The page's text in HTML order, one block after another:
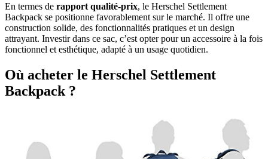
En termes de rapport qualité-prix, le Herschel Settlement
Backpack se positionne favorablement sur le marché. Il offre une
construction solide, des fonctionnalités pratiques et un design
attrayant. Investir dans ce sac, c’est opter pour un accessoire à la fois
fonctionnel et esthétique, adapté à un usage quotidien.
Où acheter le Herschel Settlement
Backpack ?